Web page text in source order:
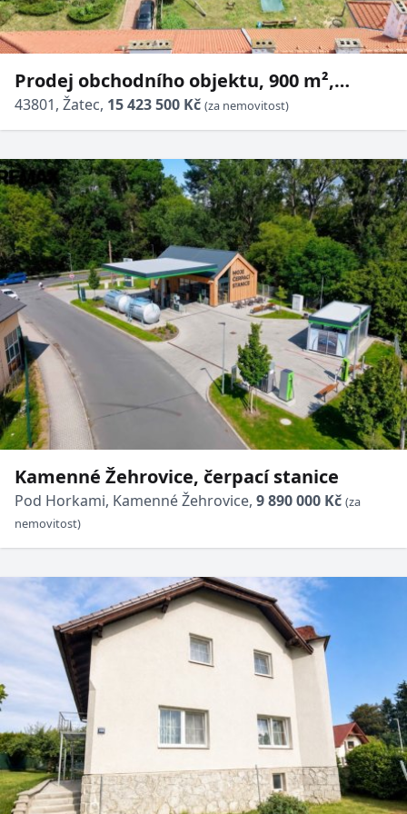
Prodej obchodního objektu, 900 m²,
Žatec, ul. Čelakovského
43801, Žatec, 15 423 500 Kč (za nemovitost)
Kamenné Žehrovice, čerpací stanice
Pod Horkami, Kamenné Žehrovice, 9 890 000 Kč (za
nemovitost)